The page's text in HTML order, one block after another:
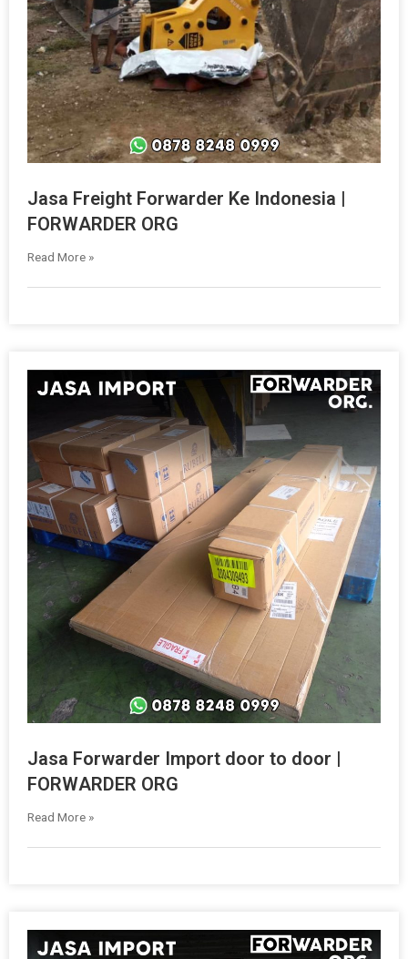
Jasa Freight Forwarder Ke Indonesia |
FORWARDER ORG
Read More »
Jasa Forwarder Import door to door |
FORWARDER ORG
Read More »